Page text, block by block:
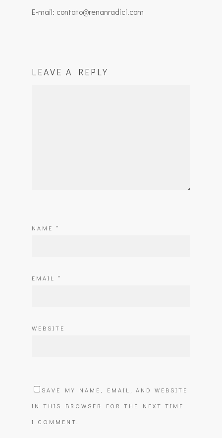
E-mail: contato@renanradici.com
LEAVE A REPLY
NAME *
EMAIL *
WEBSITE
SAVE MY NAME, EMAIL, AND WEBSITE
IN THIS BROWSER FOR THE NEXT TIME
I COMMENT.